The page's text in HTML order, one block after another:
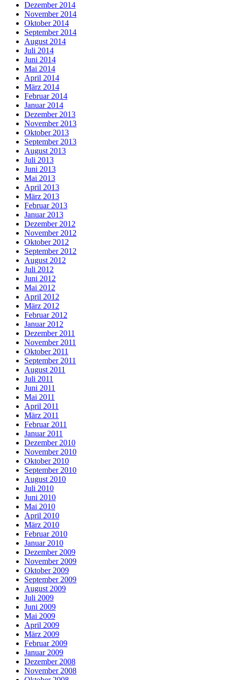
Dezember 2014
November 2014
Oktober 2014
September 2014
August 2014
Juli 2014
Juni 2014
Mai 2014
April 2014
März 2014
Februar 2014
Januar 2014
Dezember 2013
November 2013
Oktober 2013
September 2013
August 2013
Juli 2013
Juni 2013
Mai 2013
April 2013
März 2013
Februar 2013
Januar 2013
Dezember 2012
November 2012
Oktober 2012
September 2012
August 2012
Juli 2012
Juni 2012
Mai 2012
April 2012
März 2012
Februar 2012
Januar 2012
Dezember 2011
November 2011
Oktober 2011
September 2011
August 2011
Juli 2011
Juni 2011
Mai 2011
April 2011
März 2011
Februar 2011
Januar 2011
Dezember 2010
November 2010
Oktober 2010
September 2010
August 2010
Juli 2010
Juni 2010
Mai 2010
April 2010
März 2010
Februar 2010
Januar 2010
Dezember 2009
November 2009
Oktober 2009
September 2009
August 2009
Juli 2009
Juni 2009
Mai 2009
April 2009
März 2009
Februar 2009
Januar 2009
Dezember 2008
November 2008